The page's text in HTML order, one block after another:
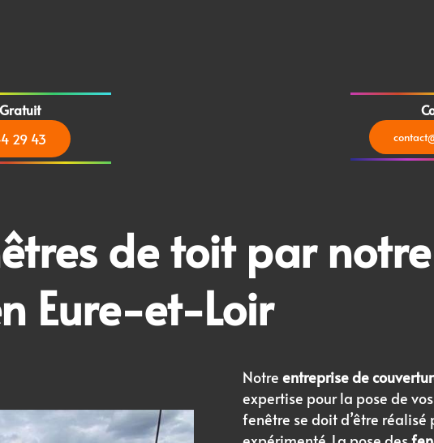
29 43
de toitpar notre
Eure-et-Loir
Notre entreprise de
expertise pour la pose de vos
fenêtre se doit d’être réalisé